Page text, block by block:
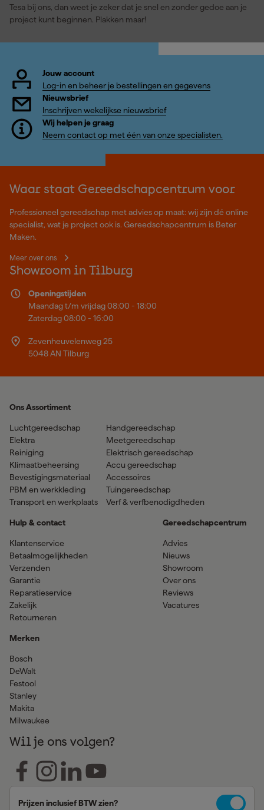
Tesa bij ons, dan weet je zeker dat je snel en zonder gedoe aan je
project kunt beginnen. Plakken maar!
Jouw account
Log-in en beheer je bestellingen en gegevens
Nieuwsbrief
Inschrijven wekelijkse nieuwsbrief
Wij helpen je graag
Neem contact op met één van onze specialisten.
Waar staat Gereedschapcentrum voor
Professioneel gereedschap met advies op maat: wij zijn dé online
specialist, wat je project ook is. Gereedschapcentrum is Beter
Maken.
Meer over ons
Showroom in Tilburg
Openingstijden
Maandag t/m vrijdag 08:00 - 18:00
Zaterdag 08:00 - 16:00
Zevenheuvelenweg 25
5048 AN Tilburg
Ons Assortiment
Luchtgereedschap
Elektra
Reiniging
Klimaatbeheersing
Bevestigingsmateriaal
PBM en werkkleding
Transport en werkplaats
Handgereedschap
Meetgereedschap
Elektrisch gereedschap
Accu gereedschap
Accessoires
Tuingereedschap
Verf & verfbenodigdheden
Hulp & contact
Klantenservice
Betaalmogelijkheden
Verzenden
Garantie
Reparatieservice
Zakelijk
Retourneren
Merken
Bosch
DeWalt
Festool
Stanley
Makita
Milwaukee
Gereedschapcentrum
Advies
Nieuws
Showroom
Over ons
Reviews
Vacatures
Wil je ons volgen?
Prijzen inclusief BTW zien?